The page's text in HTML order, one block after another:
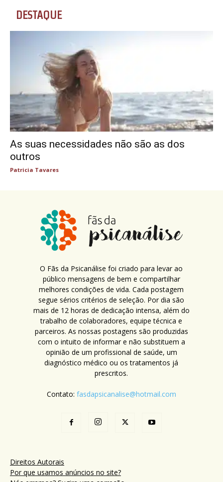
DESTAQUE
As suas necessidades não são as dos
outros
Patricia Tavares
O Fãs da Psicanálise foi criado para levar ao
público mensagens de bem e compartilhar
melhores condições de vida. Cada postagem
segue sérios critérios de seleção. Por dia são
mais de 12 horas de dedicação intensa, além do
trabalho de colaboradores, equipe técnica e
parceiros. As nossas postagens são produzidas
com o intuito de informar e não substituem a
opinião de um profissional de saúde, um
diagnóstico médico ou os tratamentos já
prescritos.
Contato: fasdapsicanalise@hotmail.com
Direitos Autorais
Por que usamos anúncios no site?